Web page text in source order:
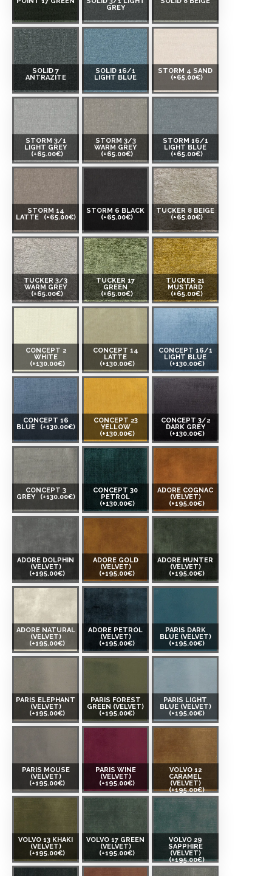
GREY
SOLID 7
ANTRAZITE
SOLID 16/1
LIGHT BLUE
STORM 4 SAND
(+65.00€)
STORM 3/1
LIGHT GREY
(+65.00€)
STORM 3/3
WARM GREY
(+65.00€)
STORM 16/1
LIGHT BLUE
(+65.00€)
STORM 14
LATTE
(+65.00€)
STORM 6 BLACK
(+65.00€)
TUCKER 8 BEIGE
(+65.00€)
TUCKER 3/3
WARM GREY
(+65.00€)
TUCKER 17
GREEN
(+65.00€)
TUCKER 21
MUSTARD
(+65.00€)
CONCEPT 2
WHITE
(+130.00€)
CONCEPT 14
LATTE
(+130.00€)
CONCEPT 16/1
LIGHT BLUE
(+130.00€)
CONCEPT 16
BLUE
(+130.00€)
CONCEPT 23
YELLOW
(+130.00€)
CONCEPT 3/2
DARK GREY
(+130.00€)
CONCEPT 3
GREY
(+130.00€)
CONCEPT 30
PETROL
(+130.00€)
ADORE COGNAC
(VELVET)
(+195.00€)
ADORE DOLPHIN
(VELVET)
(+195.00€)
ADORE GOLD
(VELVET)
(+195.00€)
ADORE HUNTER
(VELVET)
(+195.00€)
ADORE NATURAL
(VELVET)
(+195.00€)
ADORE PETROL
(VELVET)
(+195.00€)
PARIS DARK
BLUE (VELVET)
(+195.00€)
PARIS ELEPHANT
(VELVET)
(+195.00€)
PARIS FOREST
GREEN (VELVET)
(+195.00€)
PARIS LIGHT
BLUE (VELVET)
(+195.00€)
PARIS MOUSE
(VELVET)
(+195.00€)
PARIS WINE
(VELVET)
(+195.00€)
VOLVO 12
CARAMEL
(VELVET)
(+195.00€)
VOLVO 13 KHAKI
(VELVET)
(+195.00€)
VOLVO 17 GREEN
(VELVET)
(+195.00€)
VOLVO 29
SAPPHIRE
(VELVET)
(+195.00€)